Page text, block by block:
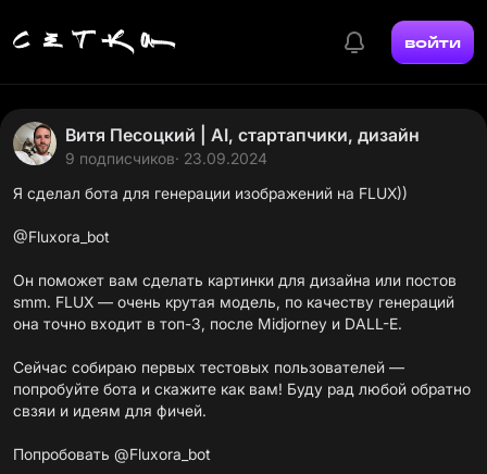
войти
Витя Песоцкий | AI, стартапчики, дизайн
9 подписчиков· 23.09.2024
Я сделал бота для генерации изображений на FLUX))
@Fluxora_bot
Он поможет вам сделать картинки для дизайна или постов
smm. FLUX — очень крутая модель, по качеству генераций
она точно входит в топ-3, после Midjorney и DALL-E.
Сейчас собираю первых тестовых пользователей —
попробуйте бота и скажите как вам! Буду рад любой обратно
свзяи и идеям для фичей.
Попробовать @Fluxora_bot